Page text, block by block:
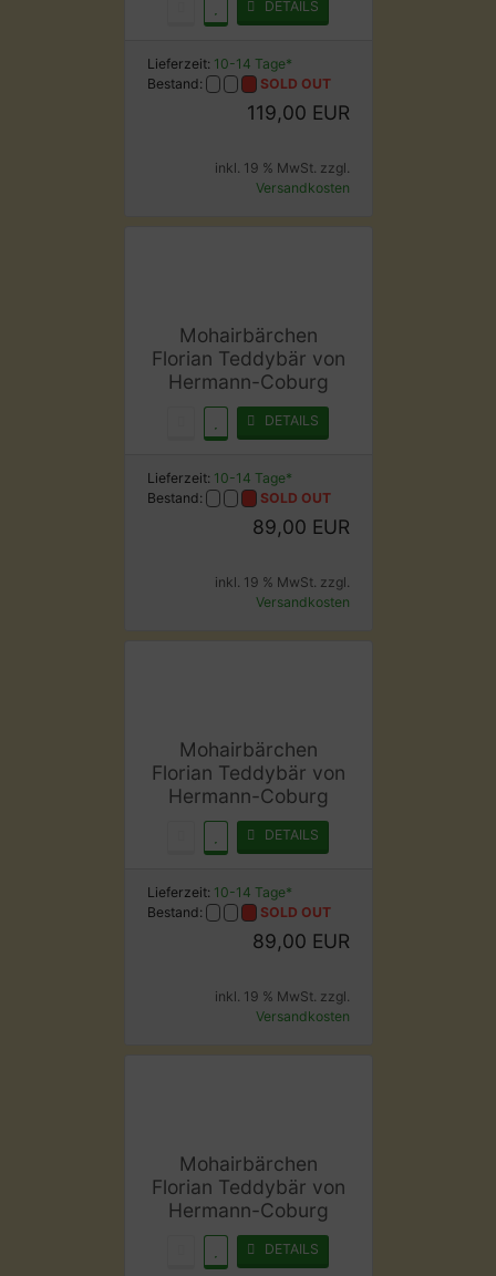
DETAILS
Lieferzeit: 10-14 Tage*
Bestand:
SOLD OUT
119,00 EUR
inkl. 19 % MwSt. zzgl.
Versandkosten
Mohairbärchen
Florian Teddybär von
Hermann-Coburg
DETAILS
Lieferzeit: 10-14 Tage*
Bestand:
SOLD OUT
89,00 EUR
inkl. 19 % MwSt. zzgl.
Versandkosten
Mohairbärchen
Florian Teddybär von
Hermann-Coburg
DETAILS
Lieferzeit: 10-14 Tage*
Bestand:
SOLD OUT
89,00 EUR
inkl. 19 % MwSt. zzgl.
Versandkosten
Mohairbärchen
Florian Teddybär von
Hermann-Coburg
DETAILS